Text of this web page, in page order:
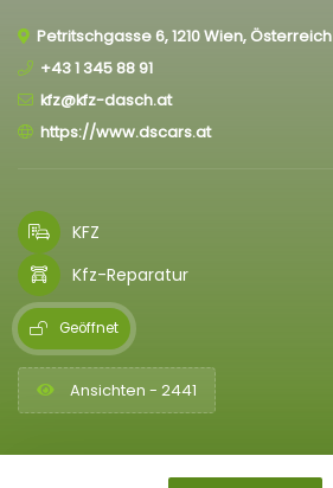
Petritschgasse 6, 1210 Wien, Österreich
+43 1 345 88 91
kfz@kfz-dasch.at
https://www.dscars.at
KFZ
Kfz-Reparatur
Geöffnet
Ansichten - 2441